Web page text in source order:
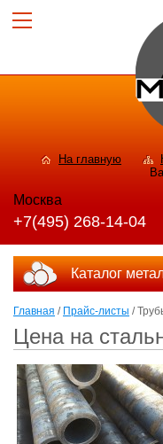
На главную
Москва
+7(495) 268-14-04
Каталог
Главная / Прайс-листы /
Цена на